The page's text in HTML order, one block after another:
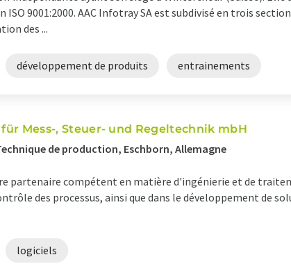
ISO 9001:2000. AAC Infotray SA est subdivisé en trois
des ...
développement de produits entrainements
Mess-, Steuer- und Regeltechnik mbH
de production, Eschborn, Allemagne
partenaire compétent en matière d'ingénierie et de
des processus, ainsi que dans le développement de
logiciels